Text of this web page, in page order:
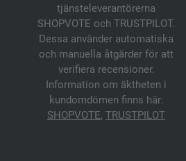
tjänsteleverantörerna
SHOPVOTE och TRUSTPILOT.
Dessa använder automatiska
och manuella åtgärder för att
verifiera recensioner.
Information om äktheten i
kundomdömen finns här:
SHOPVOTE, TRUSTPILOT